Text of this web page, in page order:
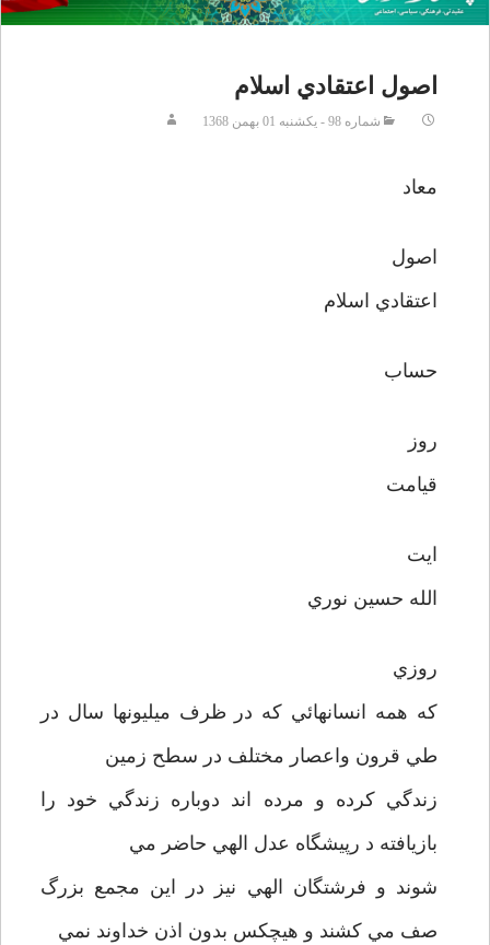
اصول اعتقادي اسلام
شماره 98 - يکشنبه 01 بهمن 1368
معاد
اصول
اعتقادي اسلام
حساب
روز
قيامت
ايت
الله حسين نوري
روزي
که همه انسانهائي که در ظرف ميليونها سال در
طي قرون واعصار مختلف در سطح زمين
زندگي کرده و مرده اند دوباره زندگي خود را
بازيافته د رپيشگاه عدل الهي حاضر مي
شوند و فرشتگان الهي نيز در اين مجمع بزرگ
صف مي کشند و هيچکس بدون اذن خداوند نمي